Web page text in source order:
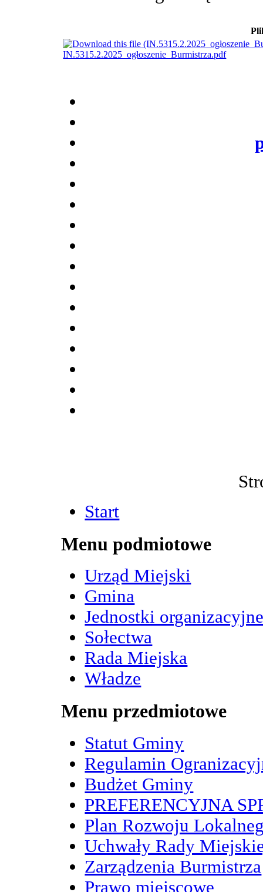
IN.5315.2.2025_ogłoszenie_Burmistrza.pdf
Start
Menu podmiotowe
Urząd Miejski
Gmina
Jednostki
Sołectwa
Rada Miejska
Władze
Menu przedmiotowe
Statut Gminy
Regulamin
Budżet Gminy
PREFERENCYJNA
Plan Rozwoju
Uchwały Rady
Zarządzenia Burmistrza
Prawo miejscowe